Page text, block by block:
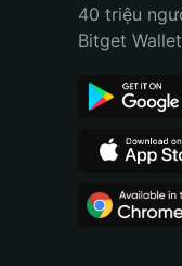
Português (Brasil)
40 triệu
Bitget